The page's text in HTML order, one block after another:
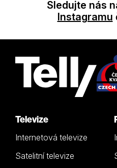
Sledujte nás
Instagramu
Televize
Internetová televize
Satelitní televize